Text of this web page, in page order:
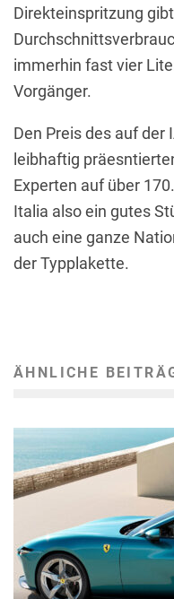
Direkteinspritzung
immerhin fast vier
Vorgänger.
Den Preis des auf
leibhaftig
Experten auf über
Italia also ein gutes
auch eine ganze
der Typplakette.
ÄHNLICHE